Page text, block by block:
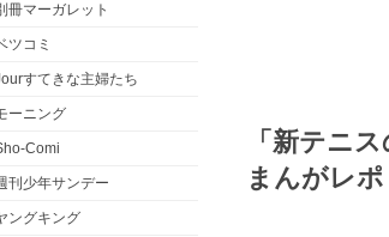
冊マーガレット
ツコミ
すてきな主婦たち
ーニング
Comi
刊少年サンデー
ングキング
「新テニ
まんがレポ